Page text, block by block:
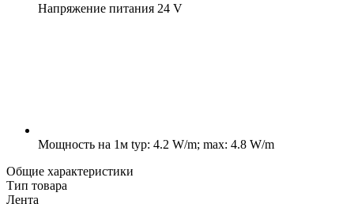
Напряжение питания 24 V
Мощность на 1м typ: 4.2 W/m; max: 4.8 W/m
Общие характеристики
Тип товара
Лента